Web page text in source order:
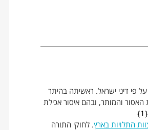
פי דיני ישראל. ראשיתה בהיתר
האסור והמותר, ובהם איסור אכילת
1
התלויות בארץ. לחוקי התורה